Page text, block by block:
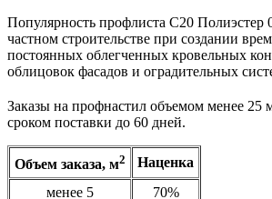
Популярность профлиста С20 Полиэстер
частном строительстве при создании
постоянных облегченных кровельных
облицовок фасадов и оградительных
Заказы на профнастил объемом менее 25
сроком поставки до 60 дней.
Объем заказа, м2
Наценка
менее 5
70%